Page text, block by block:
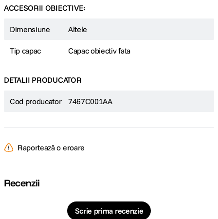
ACCESORII OBIECTIVE:
Dimensiune Altele
Tip capac Capac obiectiv fata
DETALII PRODUCATOR
Cod producator 7467C001AA
Raportează o eroare
Recenzii
Scrie prima recenzie